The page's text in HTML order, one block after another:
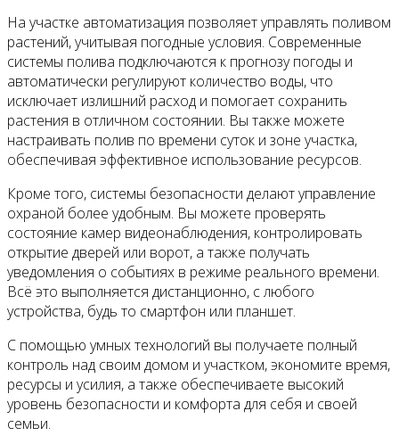
На участке автоматизация позволяет управлять поливом
растений, учитывая погодные условия. Современные
системы полива подключаются к прогнозу погоды и
автоматически регулируют количество воды, что
исключает излишний расход и помогает сохранить
растения в отличном состоянии. Вы также можете
настраивать полив по времени суток и зоне участка,
обеспечивая эффективное использование ресурсов.
Кроме того, системы безопасности делают управление
охраной более удобным. Вы можете проверять
состояние камер видеонаблюдения, контролировать
открытие дверей или ворот, а также получать
уведомления о событиях в режиме реального времени.
Всё это выполняется дистанционно, с любого
устройства, будь то смартфон или планшет.
С помощью умных технологий вы получаете полный
контроль над своим домом и участком, экономите время,
ресурсы и усилия, а также обеспечиваете высокий
уровень безопасности и комфорта для себя и своей
семьи.